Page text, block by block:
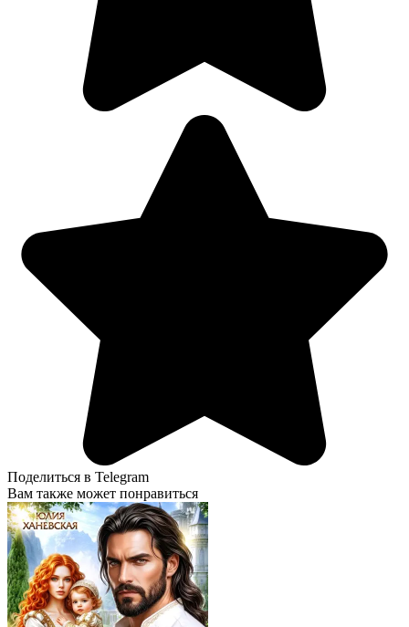
Поделиться в Telegram
Вам также может понравиться